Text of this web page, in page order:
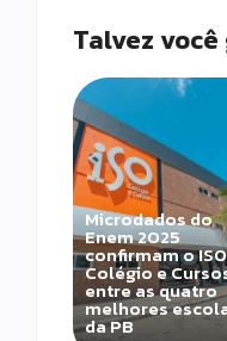
Talvez
Microdados do
Enem 2025
confirmam o ISO
Colégio e
entre as quatro
melhores
da PB